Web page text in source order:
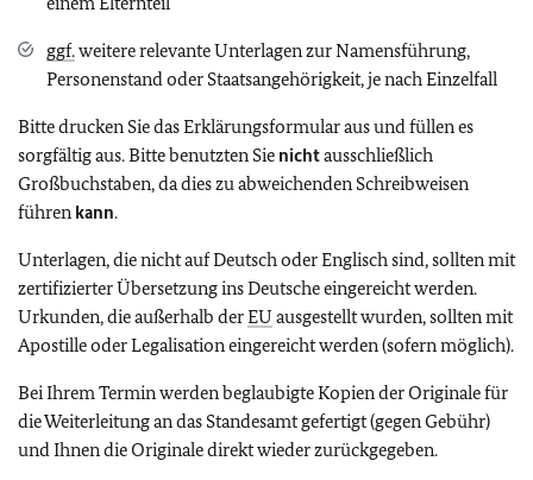
ggf.weitere relevante Unterlagen zur Namensführung,
Personenstand oder Staatsangehörigkeit, je nach Einzelfall
Bitte drucken Sie das Erklärungsformular aus und füllen es
sorgfältig aus. Bitte benutzten Sie nichtausschließlich
Großbuchstaben, da dies zu abweichenden Schreibweisen
führen kann.
Unterlagen, die nicht auf Deutsch oder Englisch sind, sollten mit
zertifizierter Übersetzung ins Deutsche eingereicht werden.
Urkunden, die außerhalb derEU ausgestellt wurden, sollten mit
Apostille oder Legalisation eingereicht werden (sofern möglich).
Bei Ihrem Termin werden beglaubigte Kopien der Originale für
die Weiterleitung an das Standesamt gefertigt (gegen Gebühr)
und Ihnen die Originale direkt wieder zurückgegeben.